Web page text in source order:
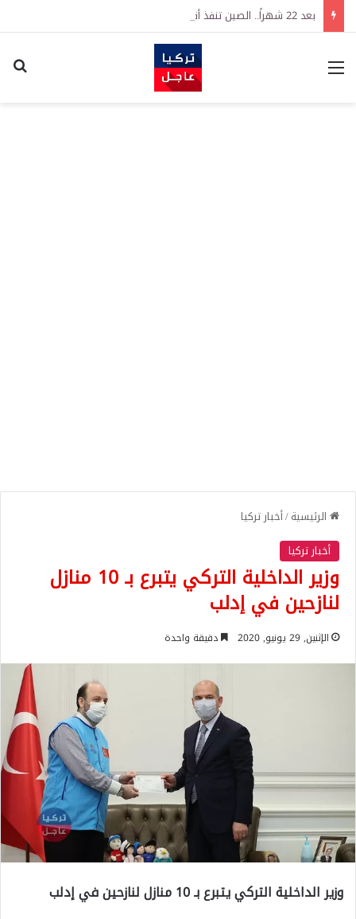
القائمة
الرئيسية/أخبار تركيا
أخبار تركيا
وزير الداخلية التركي يتبرع بـ 10 منازل
لنازحين في إدلب
الإثنين, 29 يونيو, 2020 دقيقة واحدة
وزير الداخلية التركي يتبرع بـ 10 منازل لنازحين في إدلب